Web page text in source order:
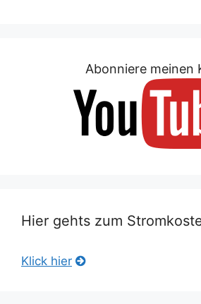
Abonniere meinen
Hier gehts zum
Klick hier